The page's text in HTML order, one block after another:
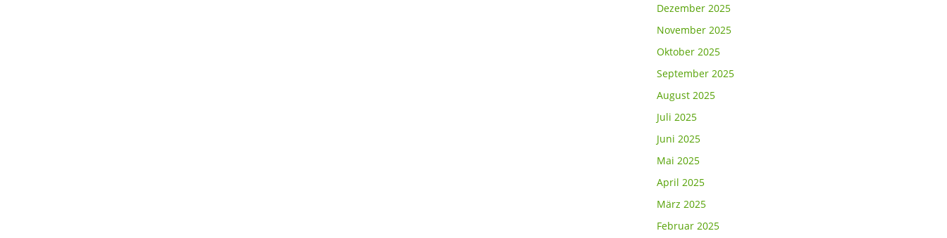
Dezember 2025
November 2025
Oktober 2025
September 2025
August 2025
Juli 2025
Juni 2025
Mai 2025
April 2025
März 2025
Februar 2025